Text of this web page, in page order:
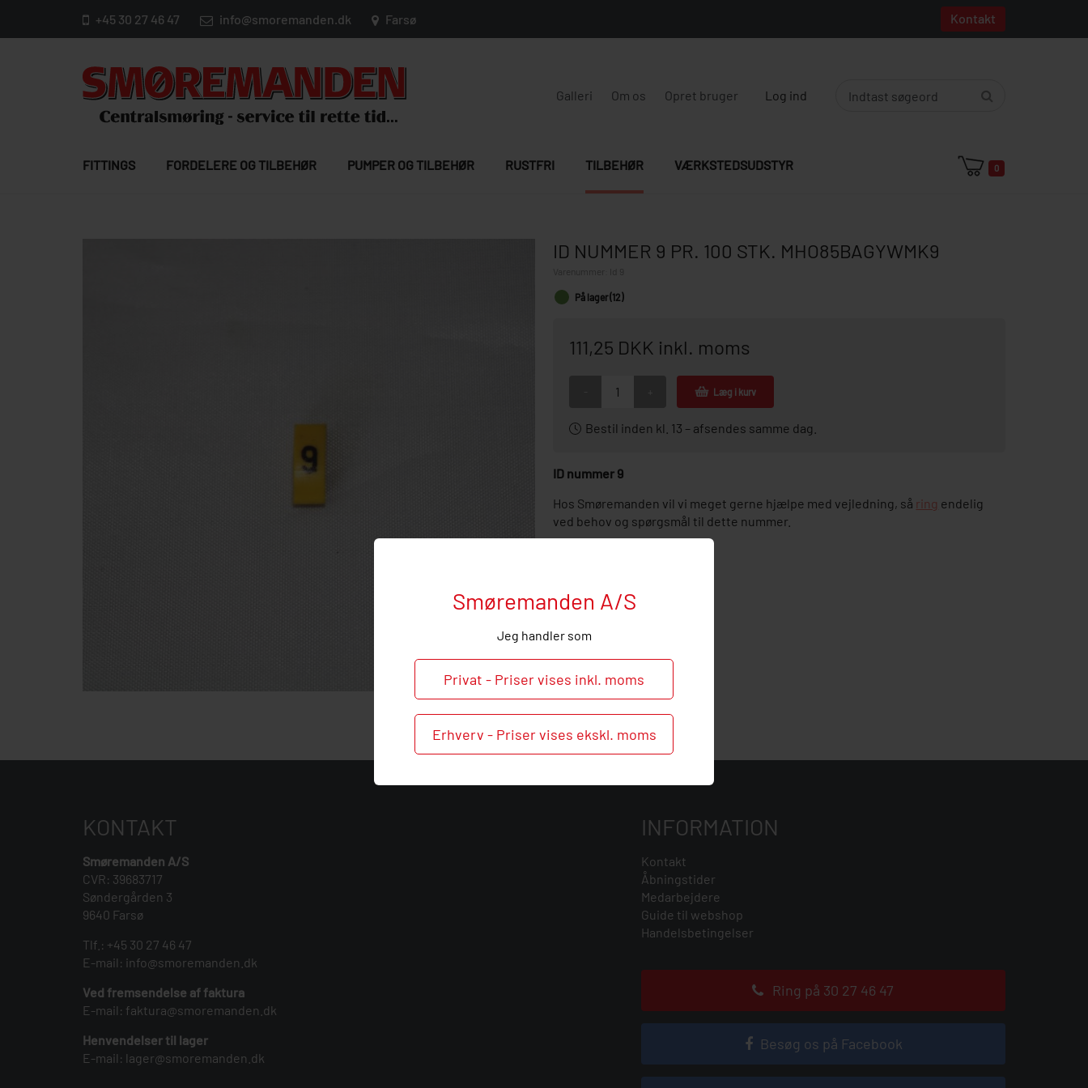
Smøremanden A/S
Jeg handler som
Privat - Priser vises inkl. moms
Erhverv - Priser vises ekskl. moms
+45 30 27 46 47 info@smoremanden.dk Farsø Kontakt
Galleri Om os Opret bruger Log ind
FITTINGS FORDELERE OG TILBEHØR PUMPER OG TILBEHØR RUSTFRI TILBEHØR VÆRKSTEDSUDSTYR 0
ID NUMMER 9 PR. 100 STK. MHO85BAGYWMK9
På lager (12)
111,25 DKK inkl. moms
Læg i kurv
Bestil inden kl. 13 – afsendes samme dag.
ID nummer 9
Hos Smøremanden vil vi meget gerne hjælpe med vejledning, så ring endelig
ved behov og spørgsmål til dette nummer.
KONTAKT
Smøremanden A/S
CVR: 39683717
Søndergården 3
9640 Farsø
Tlf.: +45 30 27 46 47
E-mail: info@smoremanden.dk
Ved fremsendelse af faktura
E-mail: faktura@smoremanden.dk
Henvendelser til lager
E-mail: lager@smoremanden.dk
INFORMATION
Kontakt
Åbningstider
Medarbejdere
Guide til webshop
Handelsbetingelser
Ring på 30 27 46 47
Besøg os på Facebook